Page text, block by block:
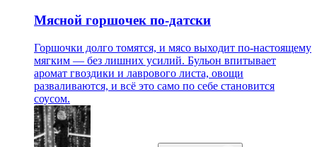
Мясной горшочек по-датски
Горшочки долго томятся, и мясо выходит по-настоящему
мягким — без лишних усилий. Бульон впитывает
аромат гвоздики и лаврового листа, овощи
разваливаются, и всё это само по себе становится
соусом.